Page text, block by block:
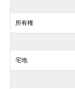
所有権
宅地